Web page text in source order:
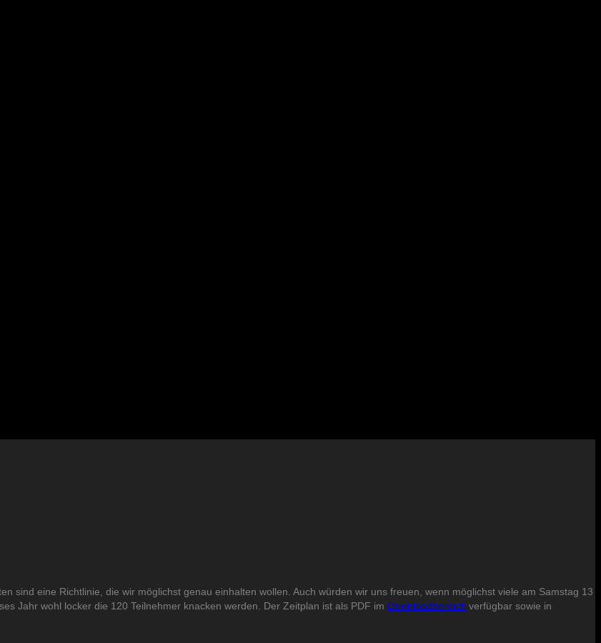
sind eine Richtlinie, die wir möglichst genau einhalten wollen. Auch würden wir uns freuen, wenn möglichst viele am Samstag 13
Jahr wohl locker die 120 Teilnehmer knacken werden. Der Zeitplan ist als PDF im Downloadbereich verfügbar sowie in